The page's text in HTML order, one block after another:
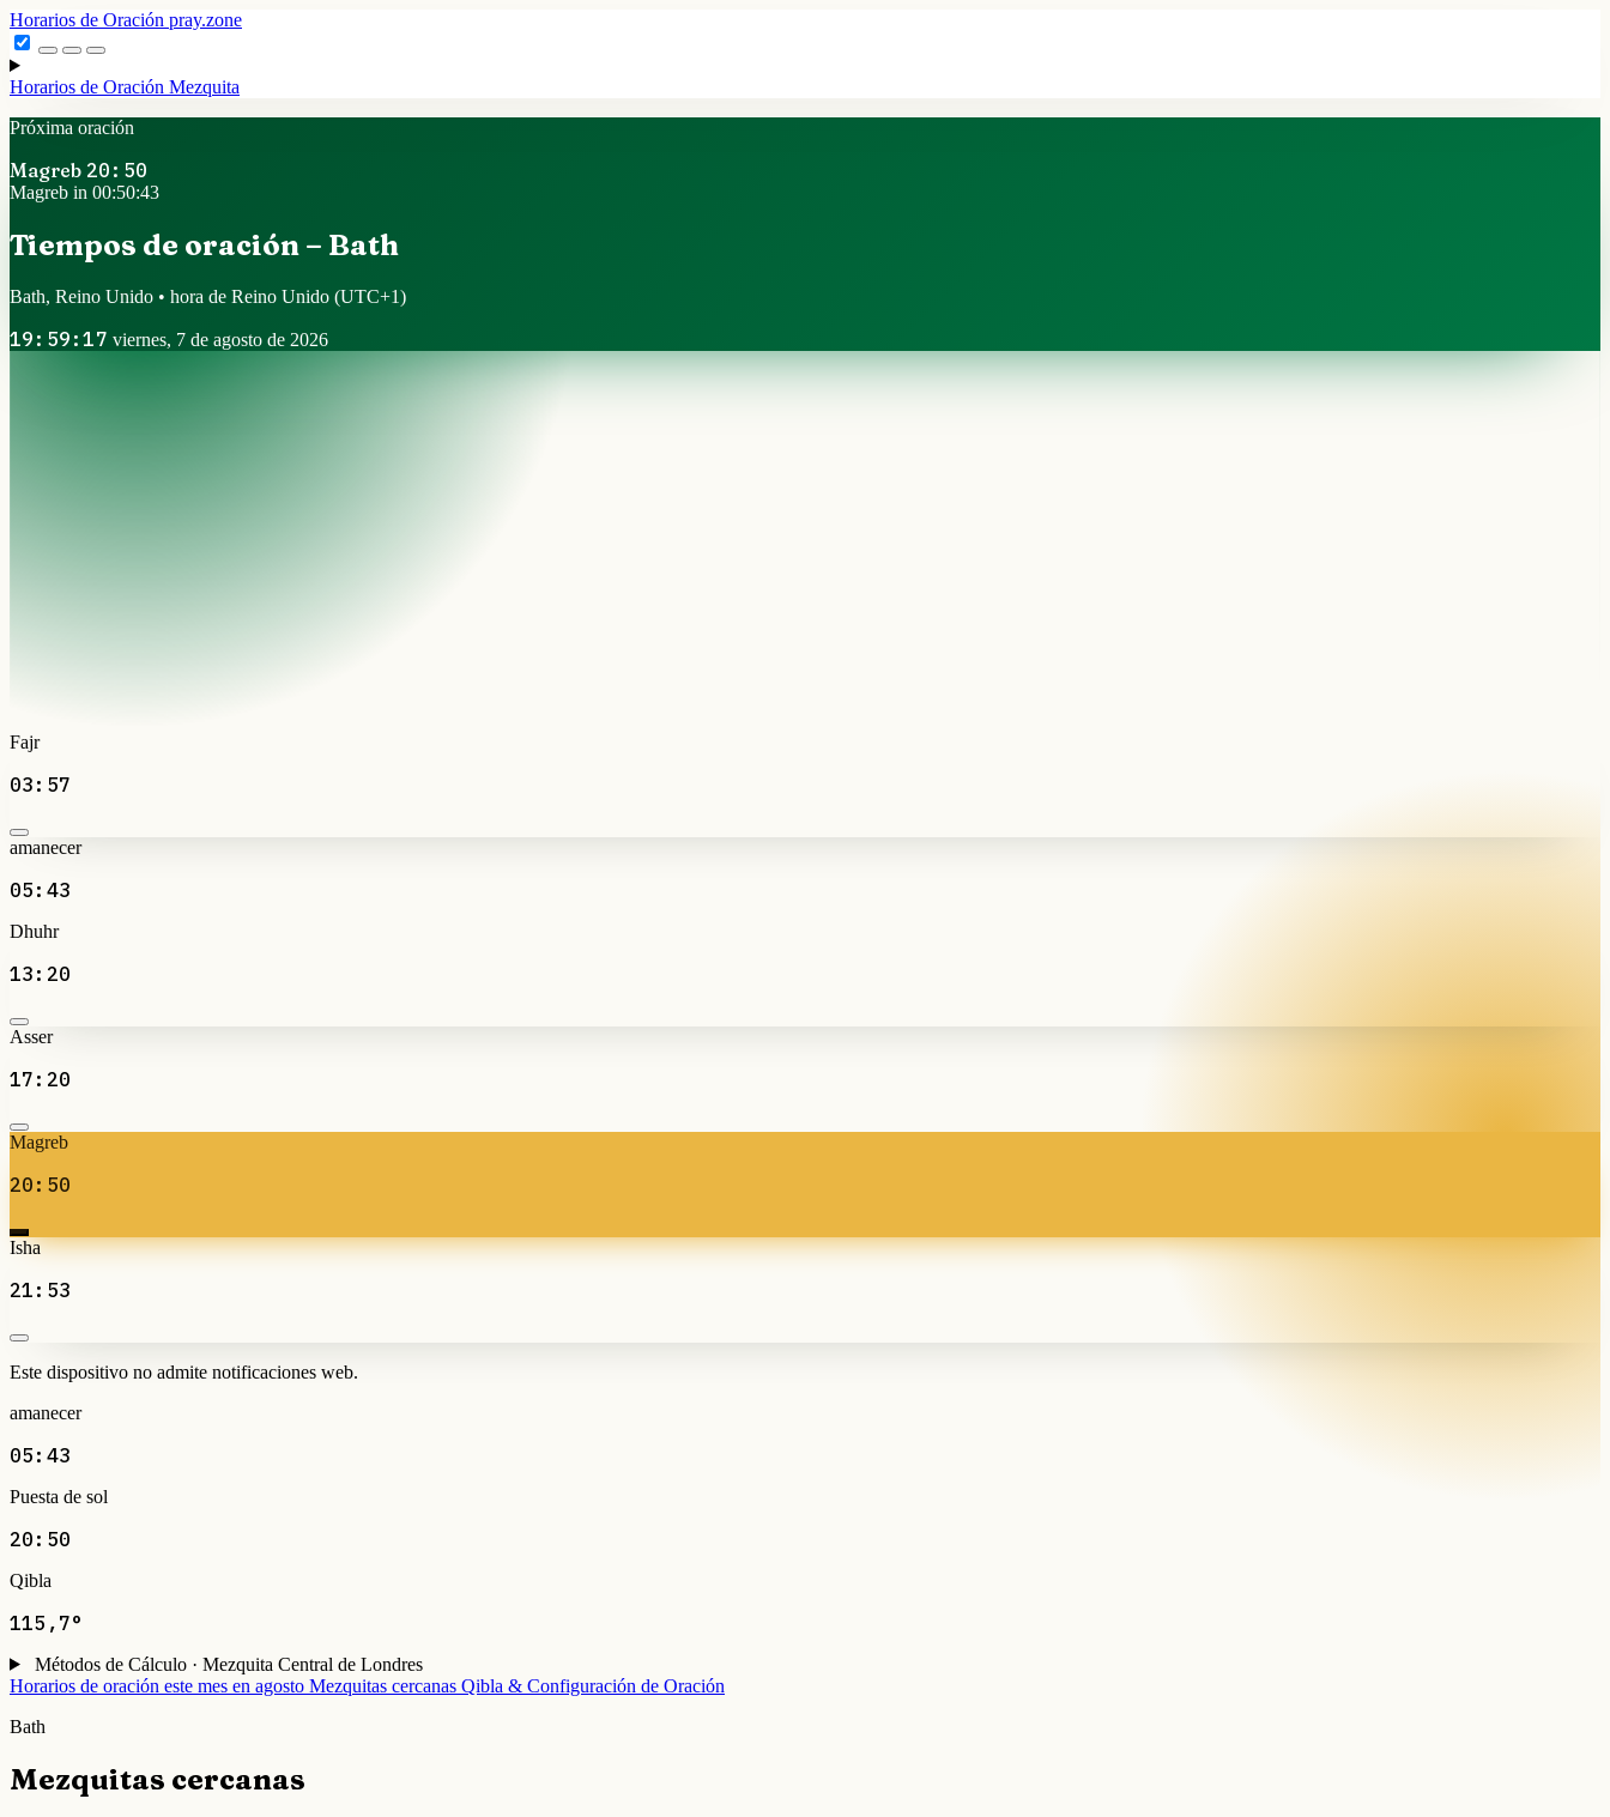
Horarios de Oración pray.zone
Horarios de Oración Mezquita
Próxima oración
Magreb 20:50
Magreb in 00:50:42
Tiempos de oración – Bath
Bath, Reino Unido • hora de Reino Unido (UTC+1)
19:59:18 viernes, 7 de agosto de 2026
Fajr
03:57
amanecer
05:43
Dhuhr
13:20
Asser
17:20
Magreb
20:50
Isha
21:53
Este dispositivo no admite notificaciones web.
amanecer
05:43
Puesta de sol
20:50
Qibla
115,7°
Métodos de Cálculo · Mezquita Central de Londres
Horarios de oración este mes en agosto Mezquitas cercanas Qibla & Configuración de Oración
Bath
Mezquitas cercanas